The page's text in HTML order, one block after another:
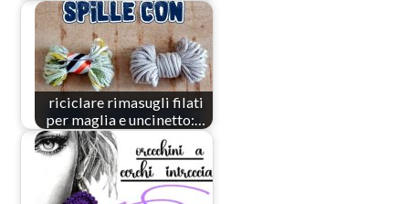
riciclare rimasugli filati
per maglia e uncinetto:…